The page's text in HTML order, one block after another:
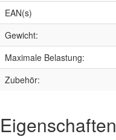
EAN(s)
Gewicht:
Maximale Belastung:
Zubehör:
Eigenschaften